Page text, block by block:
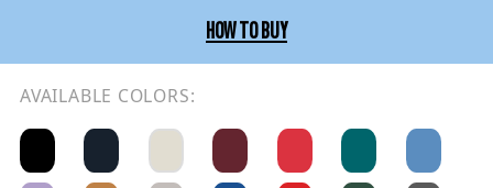
HOW TO BUY
AVAILABLE COLORS: